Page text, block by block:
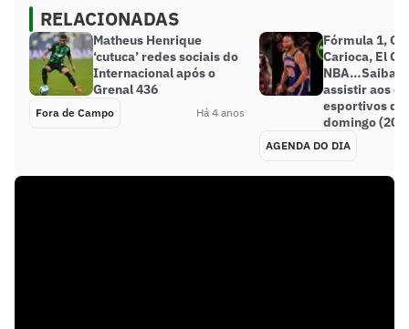
RELACIONADAS
Matheus Henrique
‘cutuca’ redes sociais do
Internacional após o
Grenal 436
Fora de Campo Há 4 anos
Fórmula 1,
Carioca, El
NBA…Saiba
assistir aos
esportivos
domingo (20)
AGENDA DO DIA